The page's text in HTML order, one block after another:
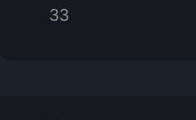
33